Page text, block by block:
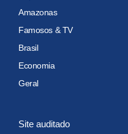
Amazonas
Famosos & TV
Brasil
Economia
Geral
Site auditado